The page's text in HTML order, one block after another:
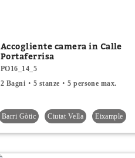
Accogliente camera in Calle
Portaferrisa
PO16_14_5
2 Bagni
5 stanze 5 persone max.
Barri Gòtic Ciutat Vella Eixample